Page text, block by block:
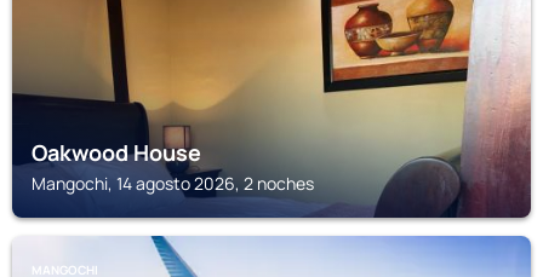
Oakwood House
Mangochi, 14 agosto 2026, 2 noches
MANGOCHI